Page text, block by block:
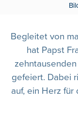
Begleitet von
hat Papst
gefeiert. Dabei
auf, ein Herz